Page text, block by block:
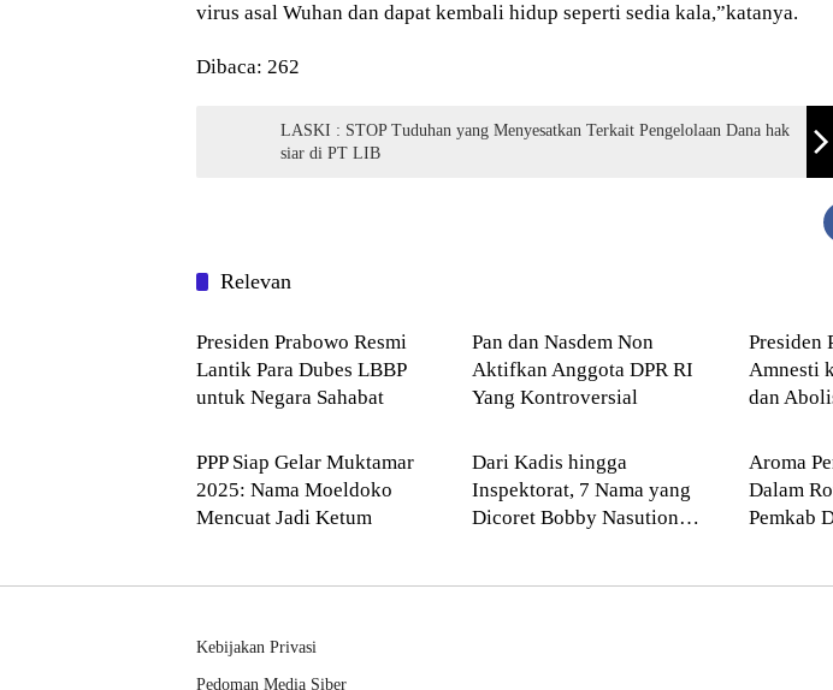
virus asal Wuhan dan dapat kembali hidup seperti sedia kala,”katanya.
Dibaca: 262
LASKI : STOP Tuduhan yang Menyesatkan Terkait Pengelolaan Dana hak
siar di PT LIB
Relevan
NASIONAL
Presiden Prabowo Resmi
Lantik Para Dubes LBBP
untuk Negara Sahabat
Pan dan Nasdem Non
Aktifkan Anggota DPR RI
Yang Kontroversial
Presiden
Amnesti
dan
NASIONAL
PPP Siap Gelar Muktamar
2025: Nama Moeldoko
Mencuat Jadi Ketum
Kota Medan
Dari Kadis hingga
Inspektorat, 7 Nama yang
Dicoret Bobby Nasution
Aroma
Dalam
Pemkab
Kebijakan Privasi
Pedoman Media Siber